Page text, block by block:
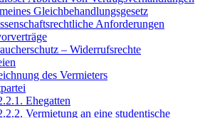
Gleichbehandlungsgesetz
Anforderungen
– Widerrufsrechte
des Vermieters
Ehegatten
Vermietung an eine studentische